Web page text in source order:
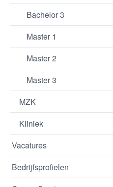
Bachelor 3
Master 1
Master 2
Master 3
MZK
Kliniek
Vacatures
Bedrijfsprofielen